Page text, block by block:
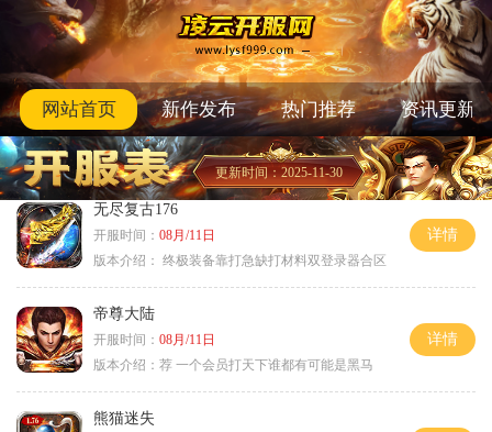
网站首页 新作发布 热门推荐 资讯更新
更新时间：2025-11-30
无尽复古176
开服时间： 08月/11日
版本介绍： 终极装备靠打急缺打材料双登录器合区
详情
帝尊大陆
开服时间： 08月/11日
版本介绍： 荐 一个会员打天下谁都有可能是黑马
详情
熊猫迷失